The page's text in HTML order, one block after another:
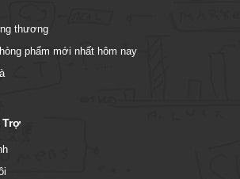
thương
phẩm mới nhất hôm nay
Trợ